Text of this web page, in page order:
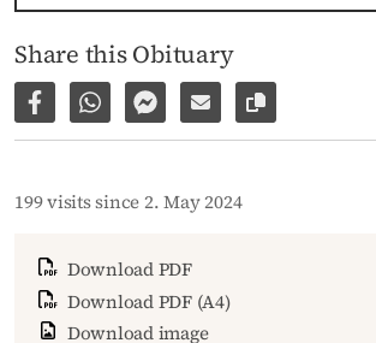
Share this Obituary
Share on Facebook
Share via WhatsApp
Share via Facebook
Share via E-Mail
Copy link to
199 visits since 2. May 2024
Download PDF
Download PDF (A4)
Download image